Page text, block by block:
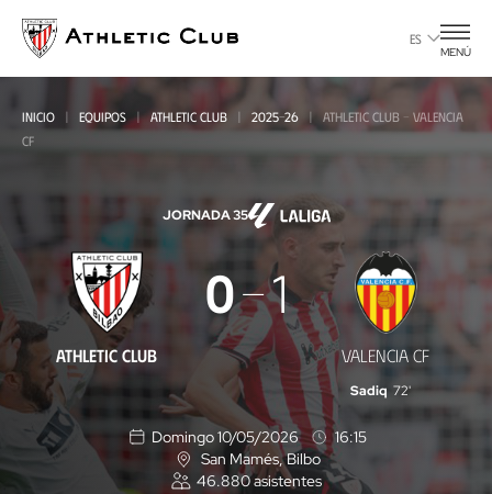
contenido
principal
ES
MENÚ
INICIO EQUIPOS ATHLETIC CLUB 2025-26
ATHLETIC CLUB - VALENCIA
CF
JORNADA 35
Athletic
Club
-
Valencia
CF
ATHLETIC CLUB
0 1
VALENCIA CF
Sadiq 72'
Domingo 10/05/2026
16:15
U
b
San Mamés, Bilbo
46.880asistentes